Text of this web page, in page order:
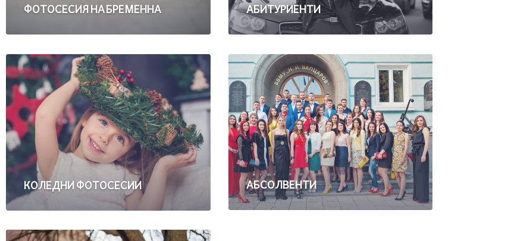
ФОТОСЕСИЯ НА БРЕМЕННА АБИТУРИЕНТИ
КОЛЕДНИ ФОТОСЕСИИ АБСОЛВЕНТИ